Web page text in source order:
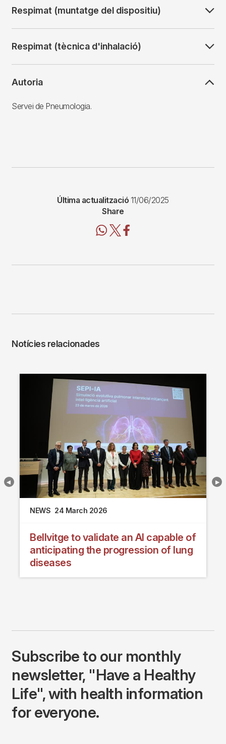
Respimat (muntatge del dispositiu)
Respimat (tècnica d'inhalació)
Autoria
Servei de Pneumologia.
Última actualització 11/06/2025
Share
Notícies relacionades
NEWS 24 March 2026
Bellvitge to validate an AI capable of
anticipating the progression of lung
diseases
Subscribe to our monthly
newsletter, "Have a Healthy
Life", with health information
for everyone.